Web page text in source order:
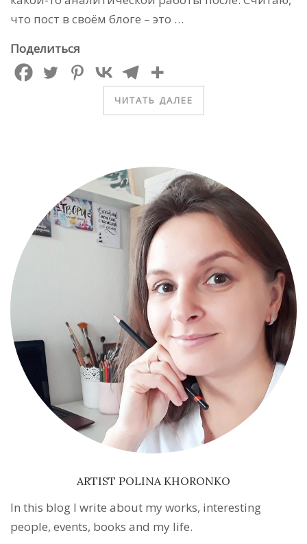
что пост в своём блоге – это …
Поделиться
ЧИТАТЬ ДАЛЕЕ
ARTIST POLINA KHORONKO
In this blog I write about my works, interesting
people, events, books and my life.